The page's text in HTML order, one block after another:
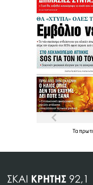
Τα